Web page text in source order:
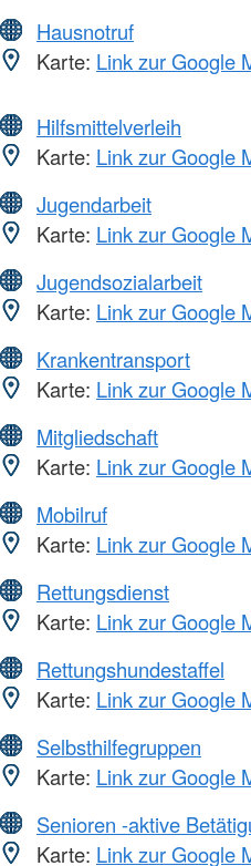
Hausnotruf
Karte: Link zur Google
Hilfsmittelverleih
Karte: Link zur Google
Jugendarbeit
Karte: Link zur Google
Jugendsozialarbeit
Karte: Link zur Google
Krankentransport
Karte: Link zur Google
Mitgliedschaft
Karte: Link zur Google
Mobilruf
Karte: Link zur Google
Rettungsdienst
Karte: Link zur Google
Rettungshundestaffel
Karte: Link zur Google
Selbsthilfegruppen
Karte: Link zur Google
Senioren -aktive
Karte: Link zur Google